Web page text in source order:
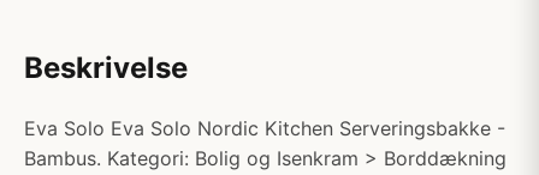
Beskrivelse
Eva Solo Eva Solo Nordic Kitchen Serveringsbakke -
Bambus. Kategori: Bolig og Isenkram > Borddækning